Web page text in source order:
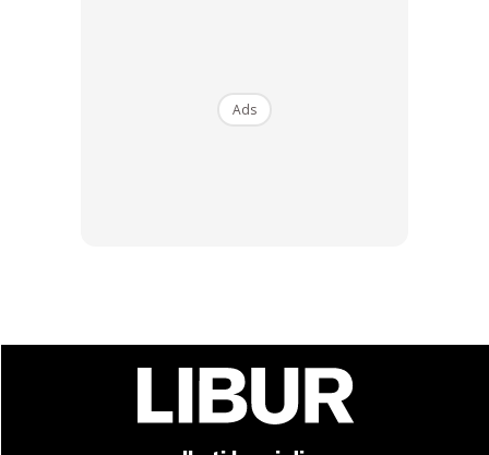
dia dan keluarga pada mulanya
Ads
Ads